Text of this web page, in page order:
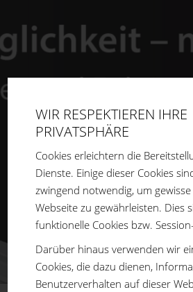
WIR RESPEKTIEREN IHRE
PRIVATSPHÄRE
Cookies erleichtern die
Dienste. Einige dieser Cookies
zwingend notwendig, um
Webseite zu gewährleisten. Dies
funktionelle Cookies bzw.
Darüber hinaus verwenden wir
Cookies, die dazu dienen,
Benutzerverhalten auf dieser